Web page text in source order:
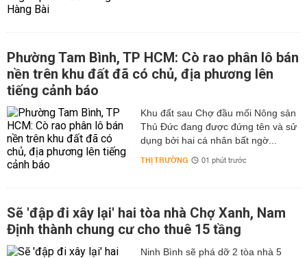
Phường Tam Bình, TP HCM: Cò rao phân lô bán
nền trên khu đất đã có chủ, địa phương lên
tiếng cảnh báo
Khu đất sau Chợ đầu mối Nông sản
Thủ Đức đang được đứng tên và sử
dụng bởi hai cá nhân bất ngờ...
THỊ TRƯỜNG 01 phút trước
Sẽ 'đập đi xây lại' hai tòa nhà Chợ Xanh, Nam
Định thành chung cư cho thuê 15 tầng
Ninh Bình sẽ phá dỡ 2 tòa nhà 5